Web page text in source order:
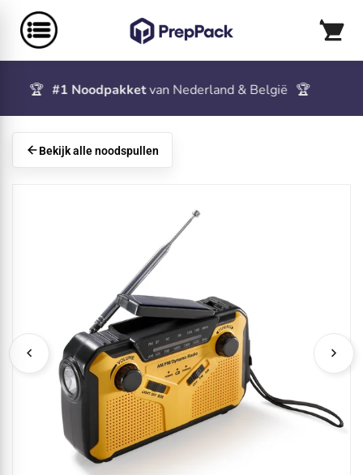
#1 Noodpakketvan Nederland & België 🏆
Bekijk alle noodspullen